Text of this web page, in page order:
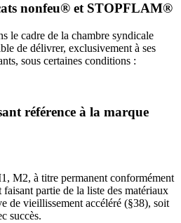
nonfeu® et STOPFLAM®
le cadre de la chambre syndicale
de délivrer, exclusivement à ses
sous certaines conditions :
référence à la marque
M2, à titre permanent conformément
partie de la liste des matériaux
de vieillissement accéléré (§38), soit
succès.